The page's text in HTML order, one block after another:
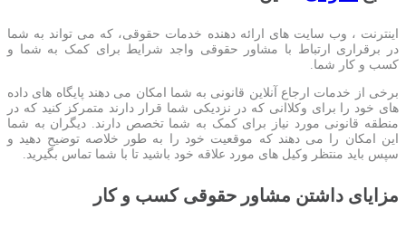
اینترنت ، وب سایت های ارائه دهنده خدمات حقوقی، که می تواند به شما
در برقراری ارتباط با مشاور حقوقی واجد شرایط برای کمک به شما و
کسب و کار شما.
برخی از خدمات ارجاع آنلاین قانونی به شما امکان می دهند پایگاه های داده
های خود را برای وکلاانی که در نزدیکی شما قرار دارند متمرکز کنید که در
منطقه قانونی مورد نیاز برای کمک به شما تخصص دارند. دیگران به شما
این امکان را می دهند که موقعیت خود را به طور خلاصه توضیح دهید و
سپس باید منتظر وکیل های مورد علاقه خود باشید تا با شما تماس بگیرید.
مزایای داشتن مشاور حقوقی کسب و کار